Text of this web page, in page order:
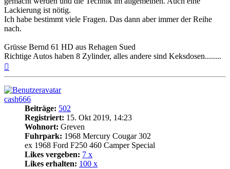
Lackierung ist nötig.
Ich habe bestimmt viele Fragen. Das dann aber immer der Reihe
nach.
Grüsse Bernd 61 HD aus Rehagen Sued
Richtige Autos haben 8 Zylinder, alles andere sind Keksdosen........
cash666
Beiträge: 502
Registriert: 15. Okt 2019, 14:23
Wohnort: Greven
Fuhrpark: 1968 Mercury Cougar 302
ex 1968 Ford F250 460 Camper Special
Likes vergeben: 7 x
Likes erhalten: 100 x